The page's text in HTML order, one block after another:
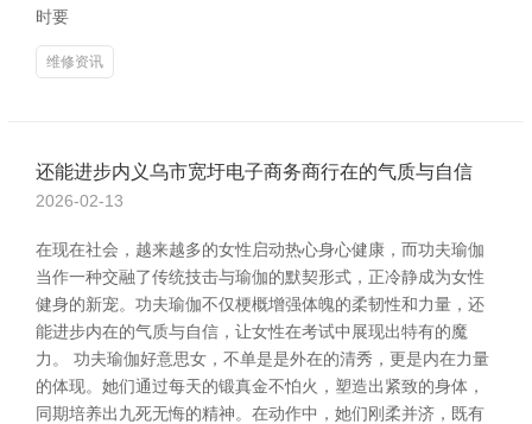
时要
维修资讯
还能进步内义乌市宽圩电子商务商行在的气质与自信
2026-02-13
在现在社会，越来越多的女性启动热心身心健康，而功夫瑜伽
当作一种交融了传统技击与瑜伽的默契形式，正冷静成为女性
健身的新宠。功夫瑜伽不仅梗概增强体魄的柔韧性和力量，还
能进步内在的气质与自信，让女性在考试中展现出特有的魔
力。 功夫瑜伽好意思女，不单是是外在的清秀，更是内在力量
的体现。她们通过每天的锻真金不怕火，塑造出紧致的身体，
同期培养出九死无悔的精神。在动作中，她们刚柔并济，既有